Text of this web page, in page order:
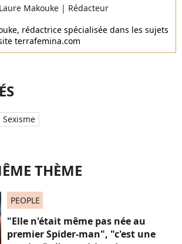
Makouke | Rédacteur
rédactrice spécialisée dans les sujets
terrafemina.com
Sexisme
THÈME
PEOPLE
"Elle n'était même pas née au
premier Spider-man", "c'est une